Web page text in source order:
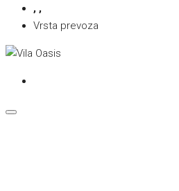
, ,
Vrsta prevoza